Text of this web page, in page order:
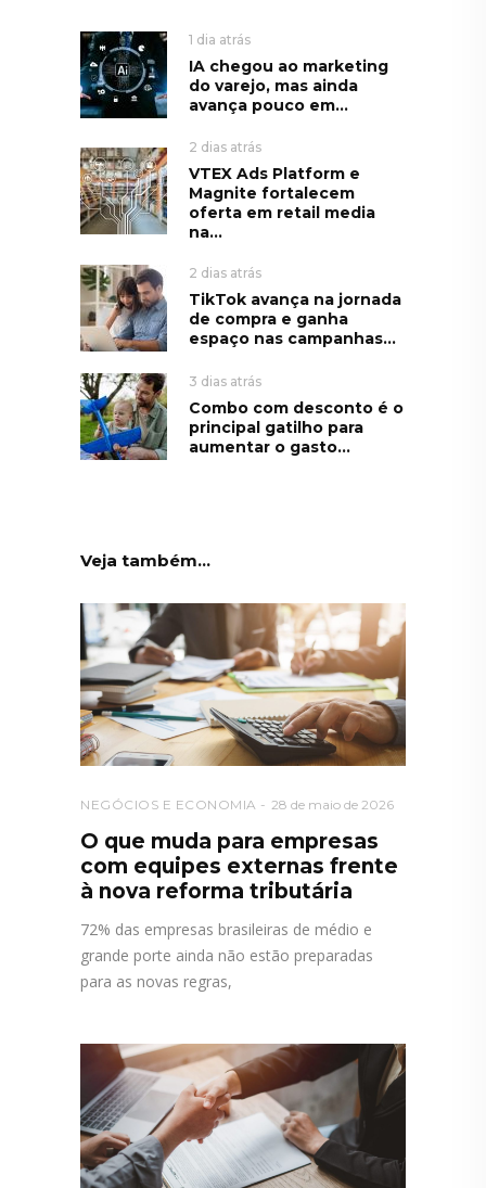
1 dia atrás
IA chegou ao marketing
do varejo, mas ainda
avança pouco em...
2 dias atrás
VTEX Ads Platform e
Magnite fortalecem
oferta em retail media
na...
2 dias atrás
TikTok avança na jornada
de compra e ganha
espaço nas campanhas...
3 dias atrás
Combo com desconto é o
principal gatilho para
aumentar o gasto...
Veja também...
NEGÓCIOS E ECONOMIA 28 de maio de 2026
O que muda para empresas
com equipes externas frente
à nova reforma tributária
72% das empresas brasileiras de médio e
grande porte ainda não estão preparadas
para as novas regras,